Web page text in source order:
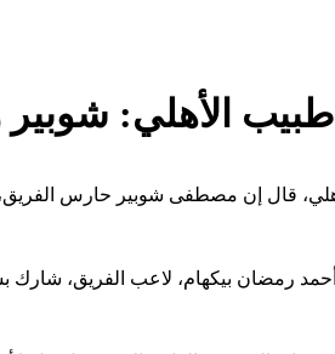
طبيب الأهلي: شوبير